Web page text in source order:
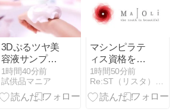
る
3Dぷるツヤ美
容液サンプル
付き キールズ
オンライン体
験会への参加
1時間40分前
試供品マニア
マシンピラテ
ィス資格をオ
ンラインで取
得｜MAJOLIの
料金と講座内
1時間50分前
Re:ST（リスタ）：大人の学び直し＆50代からの独立起業